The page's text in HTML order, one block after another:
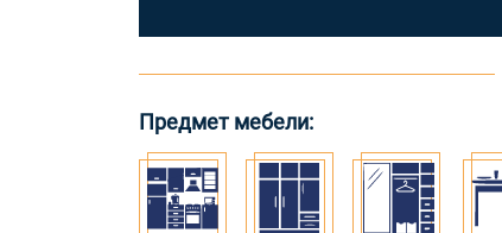
Предмет мебели: